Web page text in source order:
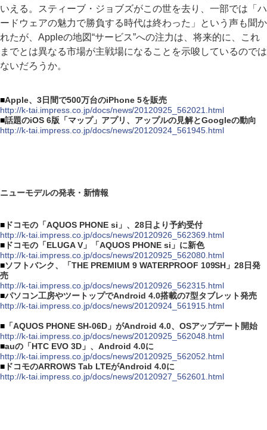
いえる。スティーブ・ジョブズがこの世を去り、一部では「ハ
ードウェアの魅力で勝負する時代は終わった」という声も聞か
れたが、Appleの地図“サービス”への注力は、将来的に、これ
までとは異なる市場が主戦場になることを示唆しているのでは
ないだろうか。
■Apple、3日間で500万台のiPhone 5を販売
http://k-tai.impress.co.jp/docs/news/20120925_562021.html
■話題のiOS 6版「マップ」アプリ、アップルの見解とGoogleの動向
http://k-tai.impress.co.jp/docs/news/20120924_561945.html
ニューモデルの発表・新情報
■ ドコモの「AQUOS PHONE si」、28日より予約受付
http://k-tai.impress.co.jp/docs/news/20120926_562369.html
■ ドコモの「ELUGA V」「AQUOS PHONE si」に新色
http://k-tai.impress.co.jp/docs/news/20120925_562080.html
■ソフトバンク、「THE PREMIUM 9 WATERPROOF 109SH」28日発
売
http://k-tai.impress.co.jp/docs/news/20120926_562315.html
■パソコン工房やツートップでAndroid 4.0搭載の7型タブレット発売
http://k-tai.impress.co.jp/docs/news/20120924_561915.html
■ 「AQUOS PHONE SH-06D」がAndroid 4.0、OSアップデート開始
http://k-tai.impress.co.jp/docs/news/20120925_562048.html
■auの「HTC EVO 3D」、Android 4.0に
http://k-tai.impress.co.jp/docs/news/20120925_562052.html
■ ドコモのARROWS Tab LTEがAndroid 4.0に
http://k-tai.impress.co.jp/docs/news/20120927_562601.html